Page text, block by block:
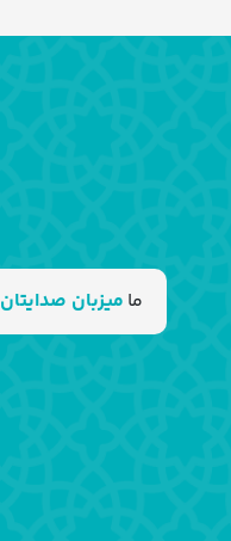
ما میزبان صدایتان